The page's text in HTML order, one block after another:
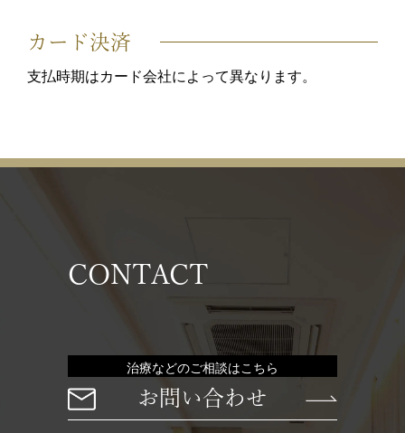
カード決済
支払時期はカード会社によって異なります。
CONTACT
治療などのご相談はこちら
お問い合わせ